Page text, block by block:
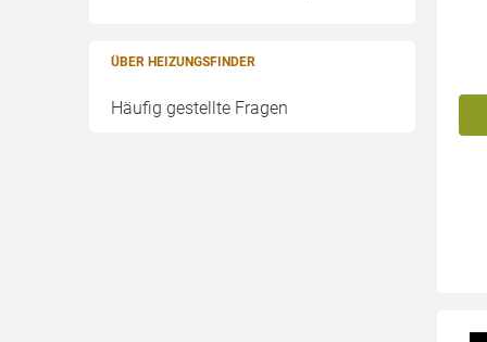
ÜBER HEIZUNGSFINDER
Häufig gestellte Fragen